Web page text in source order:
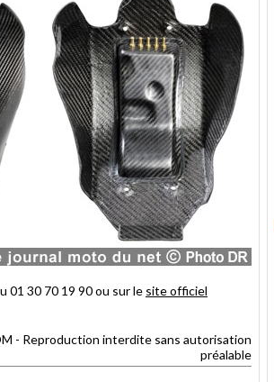
01 30 70 19 90 ou sur le site officiel
- Reproduction interdite sans autorisation
préalable